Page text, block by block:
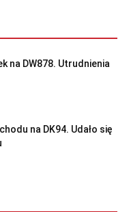
na DW878. Utrudnienia
na DK94. Udało się